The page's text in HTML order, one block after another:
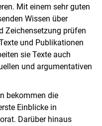
Mit einem sehr guten
Wissen über
Zeichensetzung prüfen
und Publikationen
sie Texte auch
und argumentativen
bekommen die
Einblicke in
Darüber hinaus